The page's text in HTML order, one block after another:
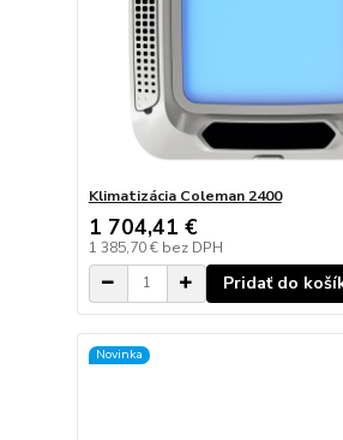
Klimatizácia Coleman 2400
1 704,41 €
1 385,70 € bez DPH
Pridať do
Novinka